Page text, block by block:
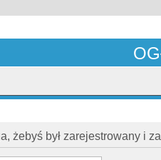
żebyś był zarejestrowany i